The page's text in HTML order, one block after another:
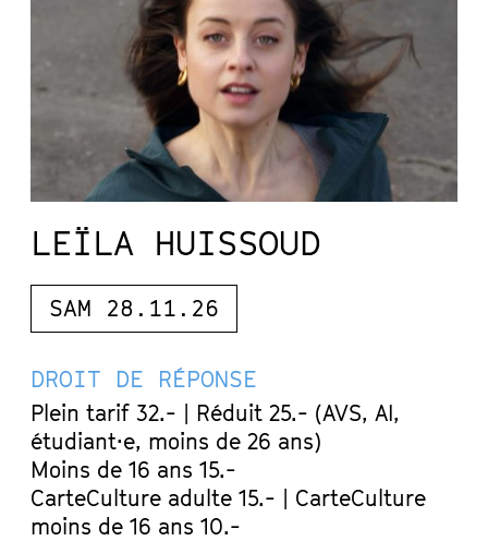
LEÏLA HUISSOUD
SAM 28.11.26
DROIT DE RÉPONSE
Plein tarif 32.- | Réduit 25.- (AVS, AI,
étudiant·e, moins de 26 ans)
Moins de 16 ans 15.-
CarteCulture adulte 15.- | CarteCulture
moins de 16 ans 10.-